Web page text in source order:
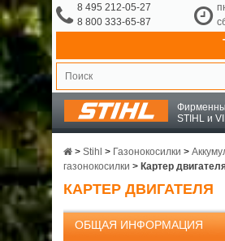
8 495 212-05-27
8 800 333-65-87
STIHL и
STIHL
VIKING
OCHSENKOPF
> Stihl > Газонокосилки >
газонокосилки > Картер
КАРТЕР ДВИГАТЕЛЯ
ОБЩАЯ ИНФОРМАЦИЯ